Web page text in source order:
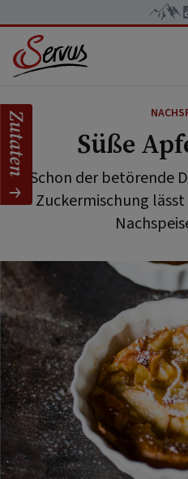
Süße
Schon der betörende
Zuckermischung
Zutaten